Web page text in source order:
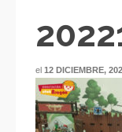
el 12 DICIEMBRE,